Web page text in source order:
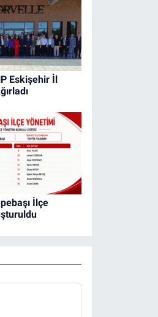
Eskişehir İl
İlçe